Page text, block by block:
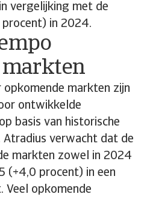
vergelijking met de
in 2024.
markten zijn
ontwikkelde
basis van historische
verwacht dat de
markten zowel in 2024
(+4,0 procent) in een
Veel opkomende